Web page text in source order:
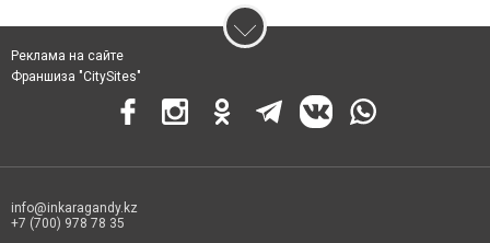
Реклама на сайте
Франшиза "CitySites"
info@inkaragandy.kz
+7 (700) 978 78 35